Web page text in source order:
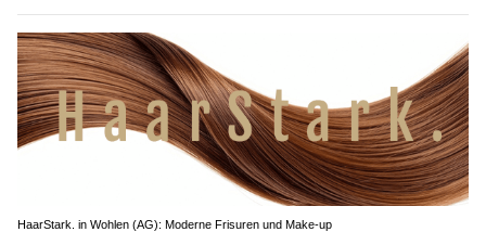
HaarStark. in Wohlen (AG): Moderne Frisuren und Make-up